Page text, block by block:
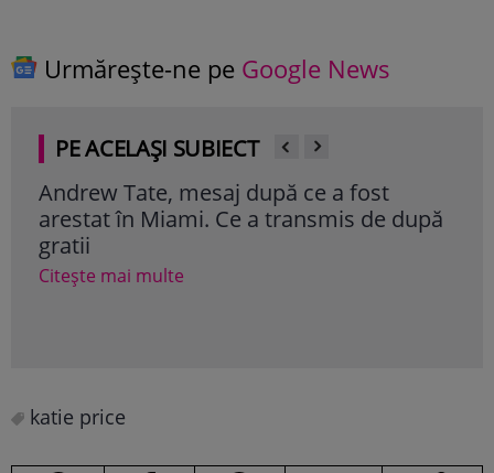
Urmărește-ne pe Google News
PE ACELAȘI SUBIECT
Andrew Tate, mesaj după ce a fost
arestat în Miami. Ce a transmis de după
gratii
Citește mai multe
katie price